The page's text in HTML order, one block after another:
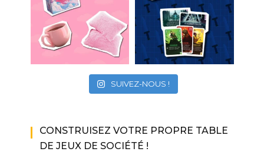
SUIVEZ-NOUS !
CONSTRUISEZ VOTRE PROPRE TABLE
DE JEUX DE SOCIÉTÉ !